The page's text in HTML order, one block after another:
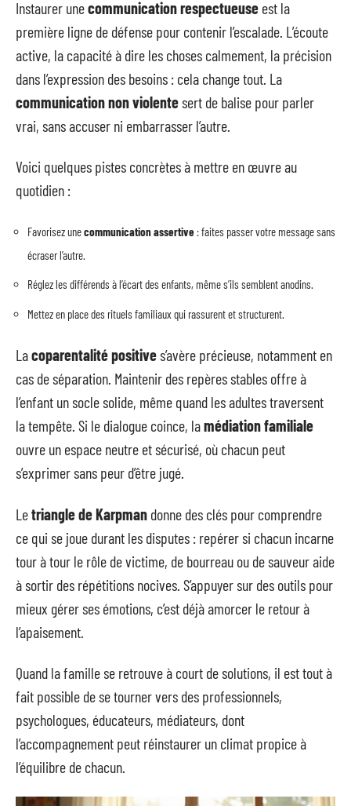
Instaurer unecommunication respectueuse est la
première ligne de défense pour contenir l’escalade. L’écoute
active, la capacité à dire les choses calmement, la précision
dans l’expression des besoins : cela change tout. La
communication non violentesert de balise pour parler
vrai, sans accuser ni embarrasser l’autre.
Voici quelques pistes concrètes à mettre en œuvre au
quotidien :
Favorisez unecommunication assertive : faites passer votre message sans
écraser l’autre.
Réglez les différends à l’écart des enfants, même s’ils semblent anodins.
Mettez en place des rituels familiaux qui rassurent et structurent.
Lacoparentalité positives’avère précieuse, notamment en
cas de séparation. Maintenir des repères stables offre à
l’enfant un socle solide, même quand les adultes traversent
la tempête. Si le dialogue coince, lamédiation familiale
ouvre un espace neutre et sécurisé, où chacun peut
s’exprimer sans peur d’être jugé.
Letriangle de Karpman donne des clés pour comprendre
ce qui se joue durant les disputes : repérer si chacun incarne
tour à tour le rôle de victime, de bourreau ou de sauveur aide
à sortir des répétitions nocives. S’appuyer sur des outils pour
mieux gérer ses émotions, c’est déjà amorcer le retour à
l’apaisement.
Quand la famille se retrouve à court de solutions, il est tout à
fait possible de se tourner vers des professionnels,
psychologues, éducateurs, médiateurs, dont
l’accompagnement peut réinstaurer un climat propice à
l’équilibre de chacun.